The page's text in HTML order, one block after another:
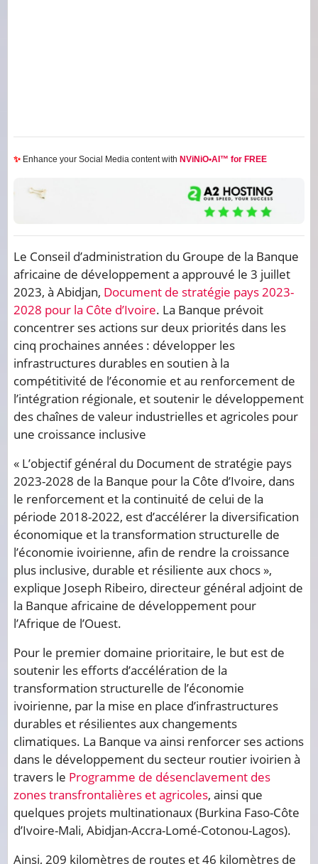
✨ Enhance your Social Media content with NViNiO•AI™ for FREE
Le Conseil d’administration du Groupe de la Banque
africaine de développement a approuvé le 3 juillet
2023, à Abidjan, Document de stratégie pays 2023-
2028 pour la Côte d’Ivoire. La Banque prévoit
concentrer ses actions sur deux priorités dans les
cinq prochaines années : développer les
infrastructures durables en soutien à la
compétitivité de l’économie et au renforcement de
l’intégration régionale, et soutenir le développement
des chaînes de valeur industrielles et agricoles pour
une croissance inclusive
« L’objectif général du Document de stratégie pays
2023-2028 de la Banque pour la Côte d’Ivoire, dans
le renforcement et la continuité de celui de la
période 2018-2022, est d’accélérer la diversification
économique et la transformation structurelle de
l’économie ivoirienne, afin de rendre la croissance
plus inclusive, durable et résiliente aux chocs »,
explique Joseph Ribeiro, directeur général adjoint de
la Banque africaine de développement pour
l’Afrique de l’Ouest.
Pour le premier domaine prioritaire, le but est de
soutenir les efforts d’accélération de la
transformation structurelle de l’économie
ivoirienne, par la mise en place d’infrastructures
durables et résilientes aux changements
climatiques. La Banque va ainsi renforcer ses actions
dans le développement du secteur routier ivoirien à
travers le Programme de désenclavement des
zones transfrontalières et agricoles, ainsi que
quelques projets multinationaux (Burkina Faso-Côte
d’Ivoire-Mali, Abidjan-Accra-Lomé-Cotonou-Lagos).
Ainsi, 209 kilomètres de routes et 46 kilomètres de